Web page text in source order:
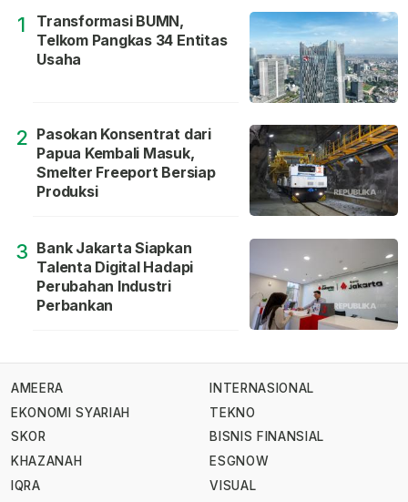
1
Transformasi BUMN,
Telkom Pangkas 34 Entitas
Usaha
2 Pasokan Konsentrat dari
Papua Kembali Masuk,
Smelter Freeport Bersiap
Produksi
3 Bank Jakarta Siapkan
Talenta Digital Hadapi
Perubahan Industri
Perbankan
AMEERA
EKONOMI SYARIAH
SKOR
KHAZANAH
IQRA
INTERNASIONAL
TEKNO
BISNIS FINANSIAL
ESGNOW
VISUAL